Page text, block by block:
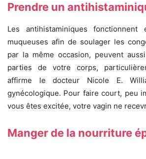
Prendre un
Les antihistaminiques fonctionnent
muqueuses afin de soulager les
par la même occasion, peuvent aussi
parties de votre corps,
affirme le docteur Nicole E.
gynécologique. Pour faire court, peu
vous êtes excitée, votre vagin ne
Manger de la nourriture